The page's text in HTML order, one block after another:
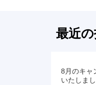
最近
8月のキャ
いたしまし